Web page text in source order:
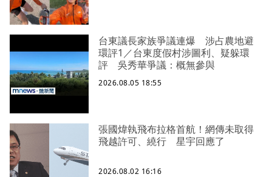
台東議長家族爭議連爆 涉占農地避
環評1／台東度假村涉圖利、疑躲環
評 吳秀華爭議：概無參與
2026.08.05 18:55
張國煒執飛布拉格首航！網傳未取得
飛越許可、繞行 星宇回應了
2026.08.02 16:16